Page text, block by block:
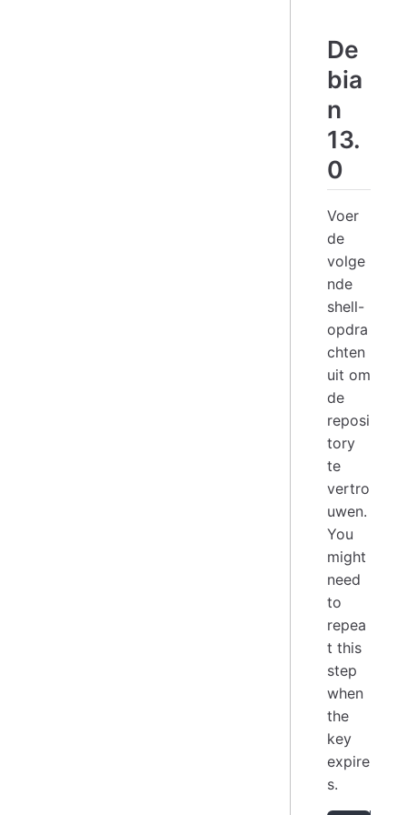
De
bia
n
13.
0
Voer
de
volge
nde
shell-
opdra
chten
uit om
de
reposi
tory
te
vertro
uwen.
You
might
need
to
repea
t this
step
when
the
key
expire
s.